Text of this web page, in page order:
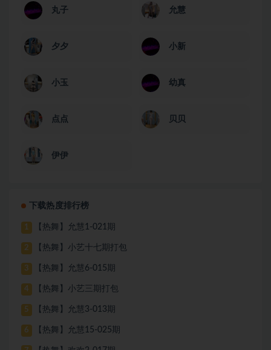
丸子 允慧
夕夕 小新
小玉 幼真
点点 贝贝
伊伊
下载热度排行榜
1 【热舞】允慧1-021期
2 【热舞】小艺十七期打包
3 【热舞】允慧6-015期
4 【热舞】小艺三期打包
5 【热舞】允慧3-013期
6 【热舞】允慧15-025期